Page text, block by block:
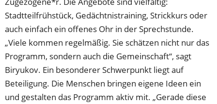
Stadtteilfrühstück, Gedächtnistraining, Strickkurs oder
auch einfach ein offenes Ohr in der Sprechstunde.
„Viele kommen regelmäßig. Sie schätzen nicht nur das
Programm, sondern auch die Gemeinschaft“, sagt
Biryukov. Ein besonderer Schwerpunkt liegt auf
Beteiligung. Die Menschen bringen eigene Ideen ein
und gestalten das Programm aktiv mit. „Gerade diese